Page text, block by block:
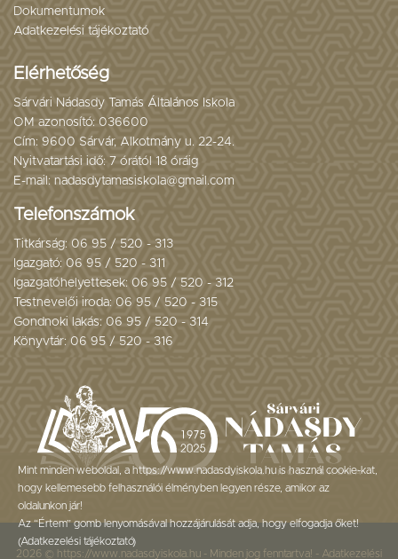
Dokumentumok
Adatkezelési tájékoztató
Elérhetőség
Sárvári Nádasdy Tamás Általános Iskola
OM azonosító: 036600
Cím: 9600 Sárvár, Alkotmány u. 22-24.
Nyitvatartási idő: 7 órától 18 óráig
E-mail: nadasdytamasiskola@gmail.com
Telefonszámok
Titkárság: 06 95 / 520 - 313
Igazgató: 06 95 / 520 - 311
Igazgatóhelyettesek: 06 95 / 520 - 312
Testnevelői iroda: 06 95 / 520 - 315
Gondnoki lakás: 06 95 / 520 - 314
Könyvtár: 06 95 / 520 - 316
2026 © https://www.nadasdyiskola.hu - Minden jog fenntartva! - Adatkezelési
Mint minden weboldal, a https://www.nadasdyiskola.hu is használ cookie-kat,
hogy kellemesebb felhasználói élményben legyen része, amikor az
oldalunkon jár!
Az “Értem” gomb lenyomásával hozzájárulását adja, hogy elfogadja őket!
(Adatkezelési tájékoztató)